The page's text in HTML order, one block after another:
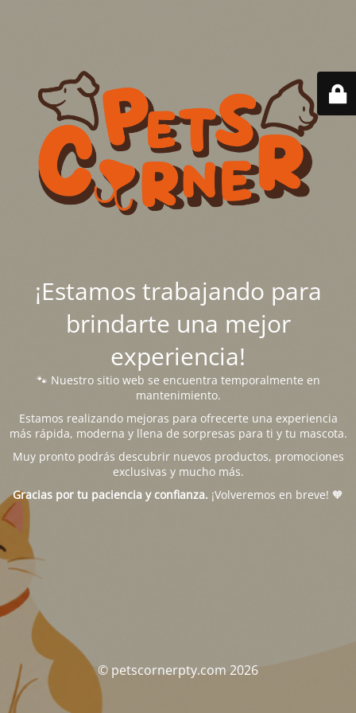
¡Estamos trabajando para
brindarte una mejor
experiencia!
🐾 Nuestro sitio web se encuentra temporalmente en
mantenimiento.
Estamos realizando mejoras para ofrecerte una experiencia
más rápida, moderna y llena de sorpresas para ti y tu mascota.
Muy pronto podrás descubrir nuevos productos, promociones
exclusivas y mucho más.
Gracias por tu paciencia y confianza. ¡Volveremos en breve! 🧡
© petscornerpty.com 2026